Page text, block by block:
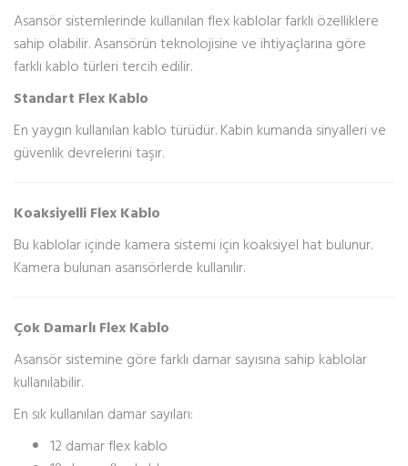
Asansör sistemlerinde kullanılan flex kablolar farklı özelliklere
sahip olabilir. Asansörün teknolojisine ve ihtiyaçlarına göre
farklı kablo türleri tercih edilir.
Standart Flex Kablo
En yaygın kullanılan kablo türüdür. Kabin kumanda sinyalleri ve
güvenlik devrelerini taşır.
Koaksiyelli Flex Kablo
Bu kablolar içinde kamera sistemi için koaksiyel hat bulunur.
Kamera bulunan asansörlerde kullanılır.
Çok Damarlı Flex Kablo
Asansör sistemine göre farklı damar sayısına sahip kablolar
kullanılabilir.
En sık kullanılan damar sayıları:
12 damar flex kablo